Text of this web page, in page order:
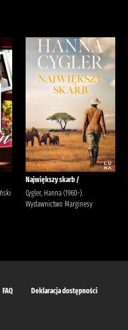
Największy skarb /
Cygler, Hanna (1960-).
Wydawnictwo Marginesy
FAQ Deklaracja dostępności